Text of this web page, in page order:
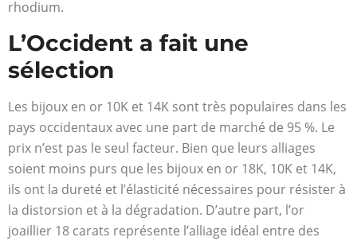
rhodium.
L’Occident a fait une
sélection
Les bijoux en or 10K et 14K sont très populaires dans les
pays occidentaux avec une part de marché de 95 %. Le
prix n’est pas le seul facteur. Bien que leurs alliages
soient moins purs que les bijoux en or 18K, 10K et 14K,
ils ont la dureté et l’élasticité nécessaires pour résister à
la distorsion et à la dégradation. D’autre part, l’or
joaillier 18 carats représente l’alliage idéal entre des